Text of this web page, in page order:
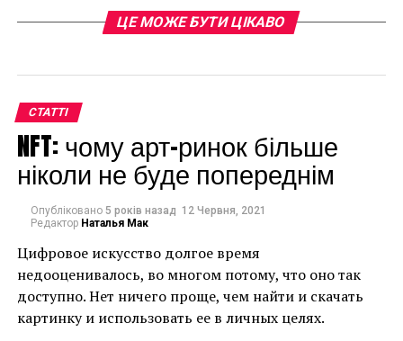
Перевод бизнеса в онлайн –
сегодняшние реалии
Другой важный момент касается
противоэпидемиологических ограничений, с
которыми столкнулись современные компании. Все
ЦЕ МОЖЕ БУТИ ЦІКАВО
СТАТТІ
NFT: чому арт-ринок більше
ніколи не буде попереднім
Опубліковано 5 років назад 12 Червня, 2021
Редактор Наталья Мак
Цифровое искусство долгое время
недооценивалось, во многом потому, что оно так
доступно. Нет ничего проще, чем найти и скачать
картинку и использовать ее в личных целях.